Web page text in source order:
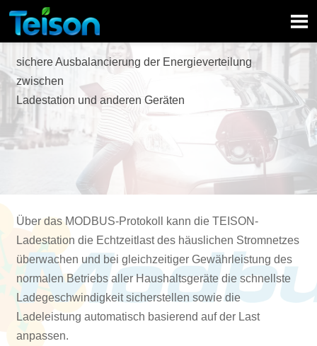

sichere Ausbalancierung der Energieverteilung
zwischen
Ladestation und anderen Geräten
Über das MODBUS-Protokoll kann die TEISON-
Ladestation die Echtzeitlast des häuslichen Stromnetzes
überwachen und bei gleichzeitiger Gewährleistung des
normalen Betriebs aller Haushaltsgeräte die schnellste
Ladegeschwindigkeit sicherstellen sowie die
Ladeleistung automatisch basierend auf der Last
anpassen.